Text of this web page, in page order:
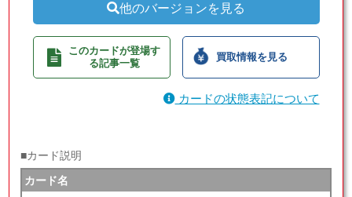
他のバージョンを見る
このカードが登場す
る記事一覧
買取情報を見る
カードの状態表記について
■カード説明
カード名